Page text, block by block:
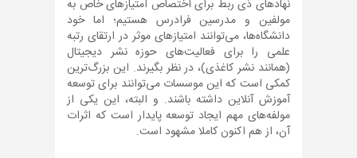
نهادهای ذی ربط برای اختصاص امتیازهای خاص به
مولفین و مدرسین فرادرس هستیم؛ اما خود
دانشگاه‌ها، می‌توانند امتیازهای موثر در ارتقای رتبه
علمی را برای فعالیت‌های حوزه نشر دیجیتال
(همانند نشر کاغذی)، در نظر بگیرند. این بزرگ‌ترین
کمکی است که این موسسات می‌توانند برای توسعه
آموزش آنلاین داشته باشند. و البته، این یکی از
مولفه‌های مهم ایجاد توسعه پایدار است که اثرات
آن، از هم اکنون کاملا مشهود است.